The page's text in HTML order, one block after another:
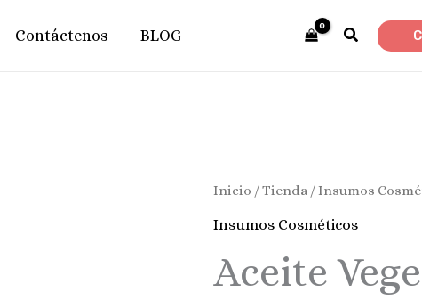
Contáctenos BLOG
Inicio /Tienda /Insumos
Insumos Cosméticos
Aceite
Aceite
Naranja
Cantidad